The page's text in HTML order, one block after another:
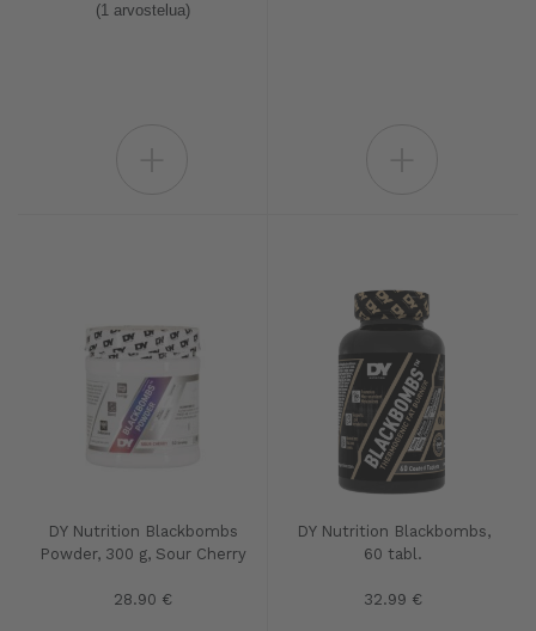
(1 arvostelua)
DY Nutrition Blackbombs
Powder, 300 g, Sour Cherry
28.90 €
DY Nutrition Blackbombs,
60 tabl.
32.99 €